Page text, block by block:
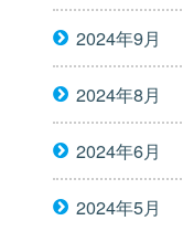
2024年9月
2024年8月
2024年6月
2024年5月